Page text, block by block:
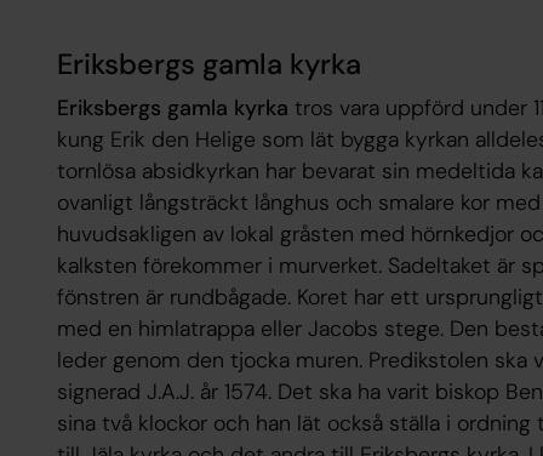
Eriksbergs gamla kyrka
Eriksbergs gamla kyrka tros vara uppförd under
kung Erik den Helige som lät bygga kyrkan
tornlösa absidkyrkan har bevarat sin medeltida
ovanligt långsträckt långhus och smalare kor
huvudsakligen av lokal gråsten med hörnkedjor
kalksten förekommer i murverket. Sadeltaket är
fönstren är rundbågade. Koret har ett
med en himlatrappa eller Jacobs stege. Den
leder genom den tjocka muren. Predikstolen ska
signerad J.A.J. år 1574. Det ska ha varit biskop
sina två klockor och han lät också ställa i